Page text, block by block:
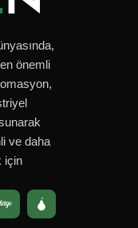
önemli
ve daha
için